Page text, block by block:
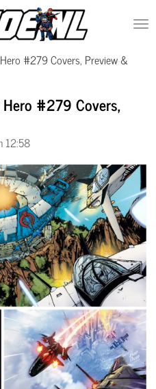
#279 Covers, Preview &
Hero #279 Covers,
12:58